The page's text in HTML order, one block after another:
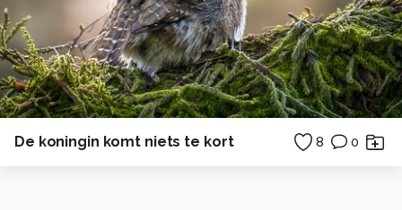
De koningin komt niets te kort 8 0